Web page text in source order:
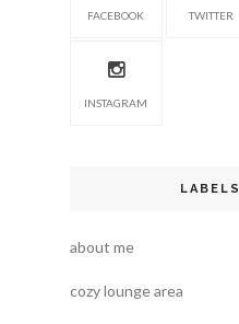
FACEBOOK TWITTER
INSTAGRAM
LABELS
about me
cozy lounge area